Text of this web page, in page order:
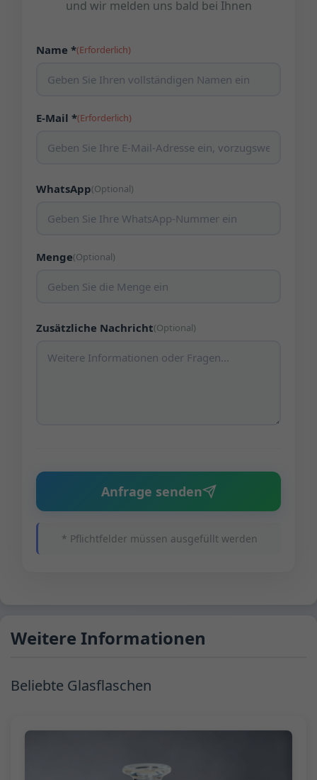
und wir melden uns bald bei Ihnen
Name *(Erforderlich)
E-Mail *(Erforderlich)
WhatsApp(Optional)
Menge(Optional)
Zusätzliche Nachricht(Optional)
Anfrage senden
* Pflichtfelder müssen ausgefüllt werden
Weitere Informationen
Beliebte Glasflaschen